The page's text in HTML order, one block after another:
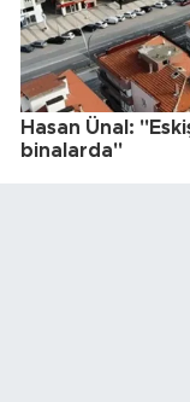
Hasan Ünal:
binalarda"